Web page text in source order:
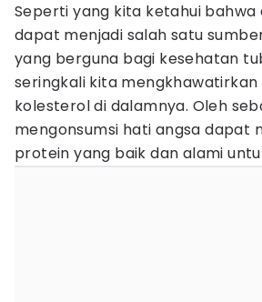
Seperti yang kita ketahui
dapat menjadi salah satu
yang berguna bagi kesehatan
seringkali kita
kolesterol di dalamnya. Oleh
mengonsumsi hati angsa dapat
protein yang baik dan alami